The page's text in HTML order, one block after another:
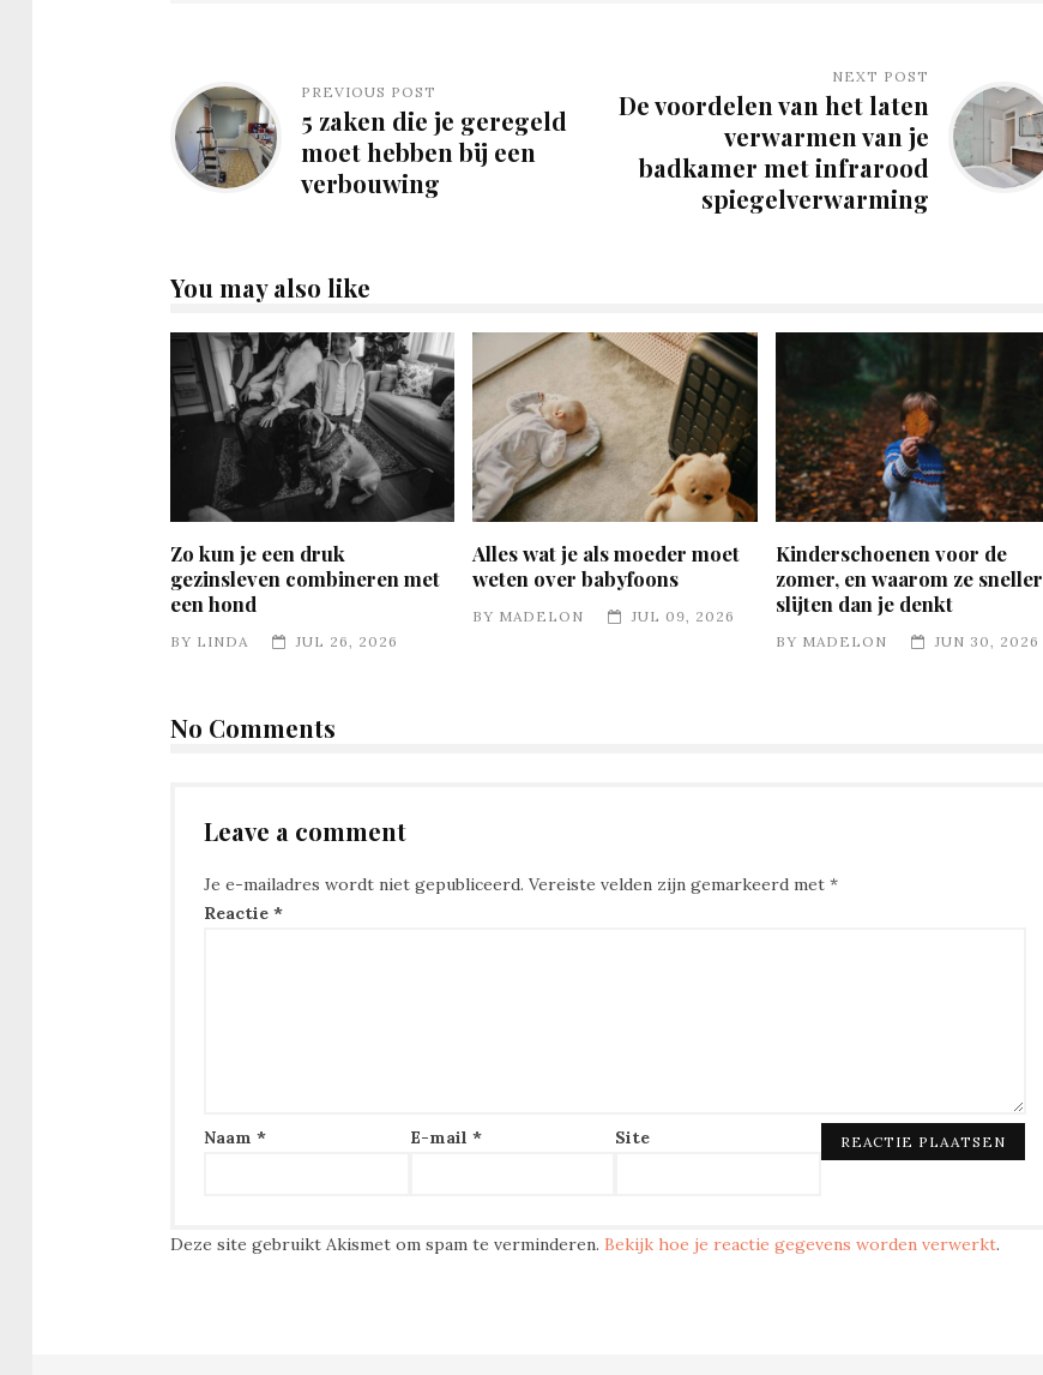
PREVIOUS POST
5 zaken die je geregeld
moet hebben bij een
verbouwing
NEXT POST
De voordelen van het laten
verwarmen van je
badkamer met infrarood
spiegelverwarming
You may also like
Zo kun je een druk
gezinsleven combineren met
een hond
BY LINDA JUL 26, 2026
Alles wat je als moeder moet
weten over babyfoons
BY MADELON JUL 09, 2026
Kinderschoenen voor de
zomer, en waarom ze sneller
slijten dan je denkt
BY MADELON JUN 30, 2026
No Comments
Leave a comment
Je e-mailadres wordt niet gepubliceerd. Vereiste velden zijn gemarkeerd met *
Reactie *
Naam * E-mail * Site
Deze site gebruikt Akismet om spam te verminderen. Bekijk hoe je reactie gegevens worden verwerkt.